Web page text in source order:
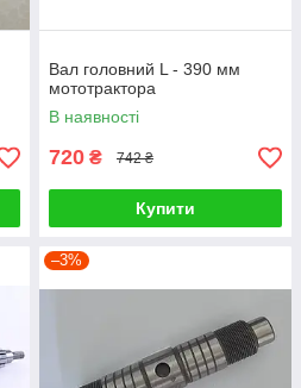
Вал головний L - 390 мм
мототрактора
В наявності
720 ₴ 742 ₴
Купити
–3%